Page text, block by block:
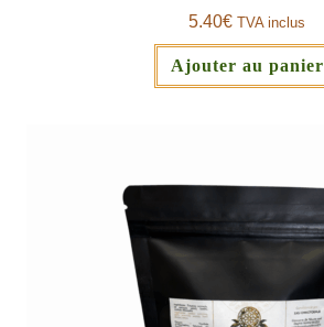
5.40€ TVA inclus
Ajouter au panier